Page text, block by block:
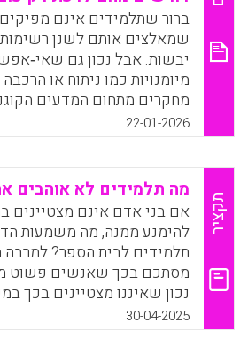
ברור שתלמידים אינם
שמאלצים אותם לשנן
יבשות. אבל נכון גם
מיומנויות כמו ניתוח או
מחקרים מתחום המדעים
שמיומנויות מן הסוג שמֹורים
לתלמידיהם, כמו היכולת
ביקורתי, מחייבות ידע עובדתי
WhatsApp
Facebook
Email
X
22-01-2026
תקציר
מה תלמידים לא אוהבים
אם בני אדם אינם מצטיינים
להימנע ממנה, מה משמעות
תלמידים לבית הספר? למרבה
מסתכם בכך שאנשים פשוט
נכון שאיננו מצטיינים בכך
אנחנו אוהבים לחשוב. אנחנו
30-04-2025